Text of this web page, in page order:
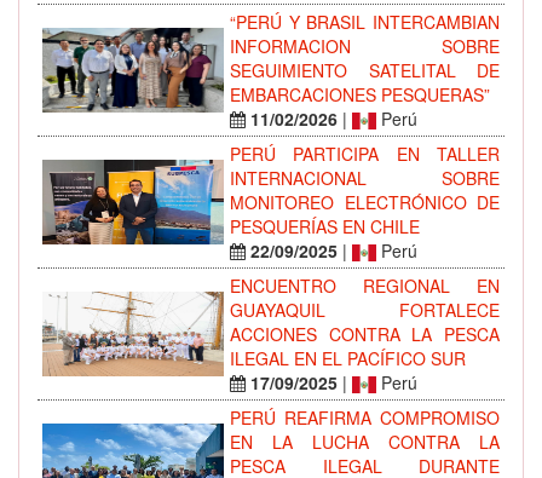
“PERÚ Y BRASIL INTERCAMBIAN
INFORMACION SOBRE
SEGUIMIENTO SATELITAL DE
EMBARCACIONES PESQUERAS”
11/02/2026 |
Perú
PERÚ PARTICIPA EN TALLER
INTERNACIONAL SOBRE
MONITOREO ELECTRÓNICO DE
PESQUERÍAS EN CHILE
22/09/2025 |
Perú
ENCUENTRO REGIONAL EN
GUAYAQUIL FORTALECE
ACCIONES CONTRA LA PESCA
ILEGAL EN EL PACÍFICO SUR
17/09/2025 |
Perú
PERÚ REAFIRMA COMPROMISO
EN LA LUCHA CONTRA LA
PESCA ILEGAL DURANTE